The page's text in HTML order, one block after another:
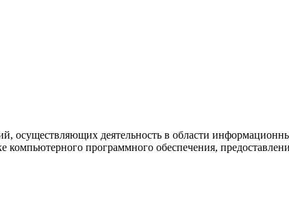
осуществляющих деятельность в области
программного обеспечения,